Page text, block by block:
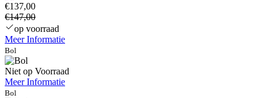
€137,00
€147,00
op voorraad
Meer Informatie
Bol
Niet op Voorraad
Meer Informatie
Bol